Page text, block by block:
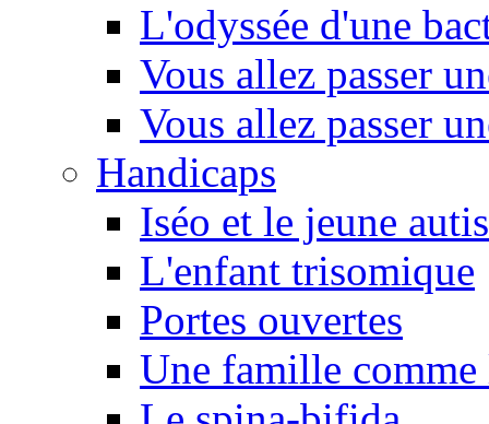
L'odyssée d'une
Vous allez passer
Vous allez passer
Handicaps
Iséo et le jeune
L'enfant trisomique
Portes ouvertes
Une famille comme